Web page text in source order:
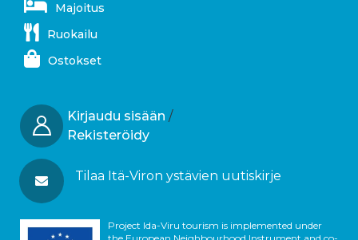
Majoitus
Ruokailu
Ostokset
Kirjaudu sisään /
Rekisteröidy
Tilaa Itä-Viron ystävien uutiskirje
Project Ida-Viru tourism is implemented under